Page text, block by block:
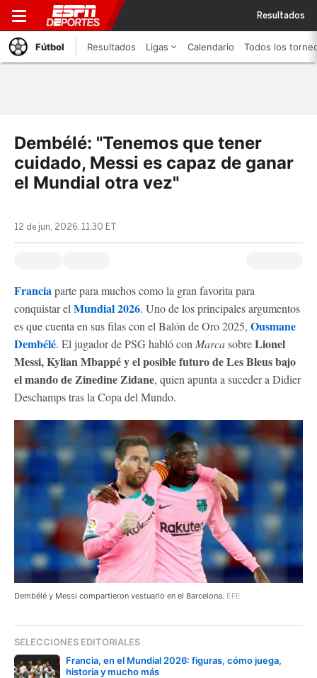
Resultados
Fútbol Resultados Ligas Calendario Todos los
Dembélé: "Tenemos que tener
cuidado, Messi es capaz de ganar
el Mundial otra vez"
12 de jun, 2026, 11:30 ET
Franciaparte para muchos como la gran favorita para
conquistar el Mundial 2026. Uno de los principales argumentos
es que cuenta en sus filas con el Balón de Oro 2025, Ousmane
Dembélé. El jugador de PSG habló con MarcasobreLionel
Messi, Kylian Mbappé y el posible futuro de Les Bleus bajo
el mando de Zinedine Zidane, quien apunta a suceder a Didier
Deschamps tras la Copa del Mundo.
Dembélé y Messi compartieron vestuario en el Barcelona. EFE
SELECCIONES EDITORIALES
Francia, en el Mundial 2026: figuras, cómo juega,
historia y mucho más